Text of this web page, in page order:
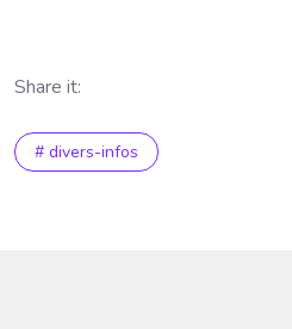
Share it:
# divers-infos